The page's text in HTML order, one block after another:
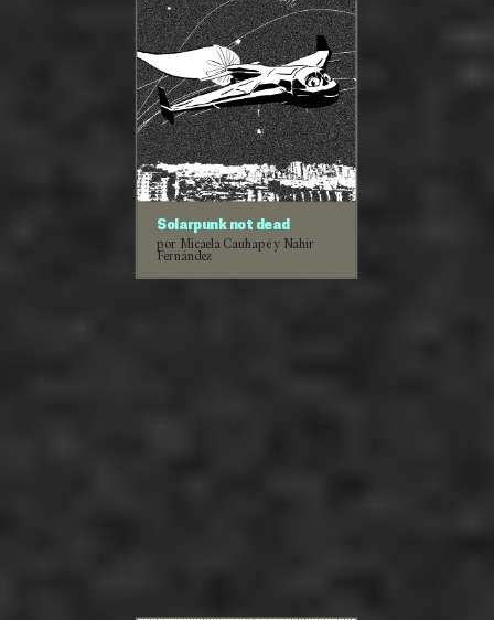
Solarpunk not dead
por Micaela Cauhapé y Nahir
Fernández